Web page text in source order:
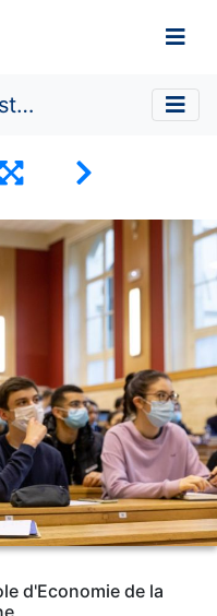
d'Economie de la